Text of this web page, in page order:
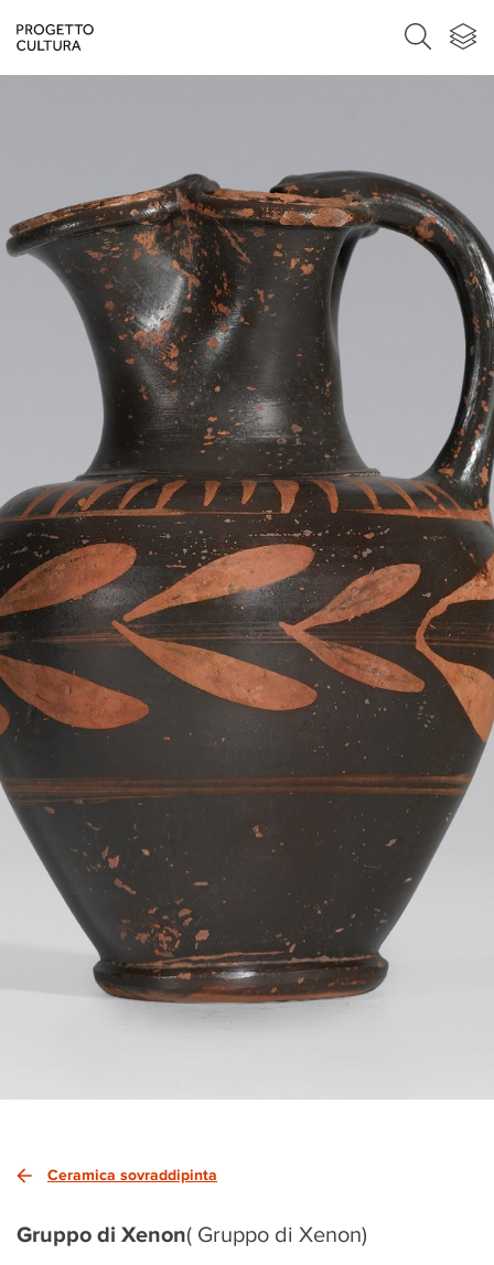
Ceramica sovraddipinta
Gruppo di Xenon( Gruppo di Xenon)